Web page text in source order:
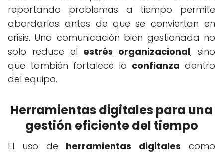
reportando problemas a tiempo permite
abordarlos antes de que se conviertan en
crisis. Una comunicación bien gestionada no
solo reduce el estrés organizacional, sino
que también fortalece la confianza dentro
del equipo.
Herramientas digitales para una
gestión eficiente del tiempo
El uso de herramientas digitales como